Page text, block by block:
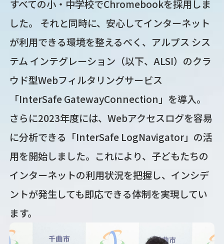
すべての小・中学校でChromebookを採用しま
した。 それと同時に、安心してインターネット
が利用できる環境を整えるべく、アルプス シス
テム インテグレーション（以下、ALSI）のクラ
ウド型Webフィルタリングサービス
「InterSafe GatewayConnection」を導入。
さらに2023年度には、Webアクセスログを容易
に分析できる「InterSafe LogNavigator」の活
用を開始しました。これにより、子どもたちの
インターネットの利用状況を把握し、インシデ
ントが発生しても即応できる体制を実現してい
ます。